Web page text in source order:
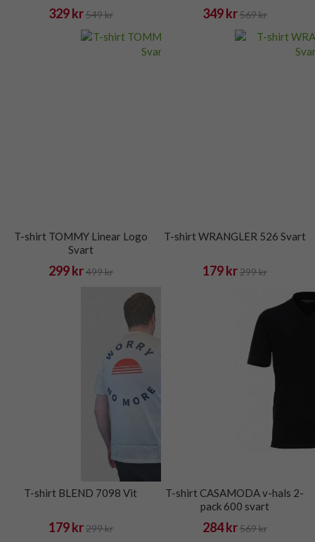
329 kr 549 kr 349 kr 569 kr
T-shirt TOMMY Linear Logo
Svart
299 kr 499 kr
T-shirt WRANGLER 526 Svart
179 kr 299 kr
T-shirt BLEND 7098 Vit
179 kr 299 kr
T-shirt CASAMODA v-hals 2-
pack 600 svart
284 kr 569 kr